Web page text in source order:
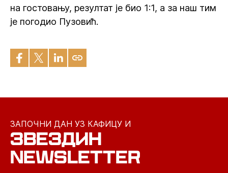
на гостовању, резултат је био 1:1, а за наш тим
је погодио Пузовић.
ЗАПОЧНИ ДАН УЗ КАФИЦУ И
ЗВЕЗДИН
NEWSLETTER